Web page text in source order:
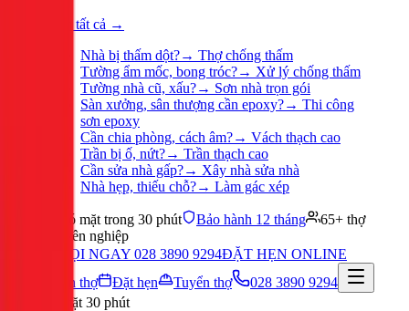
Xem tất cả →
Nhà bị thấm dột?→ Thợ chống thấm
Tường ẩm mốc, bong tróc?→ Xử lý chống thấm
Tường nhà cũ, xấu?→ Sơn nhà trọn gói
Sàn xưởng, sân thượng cần epoxy?→ Thi công
sơn epoxy
Cần chia phòng, cách âm?→ Vách thạch cao
Trần bị ố, nứt?→ Trần thạch cao
Cần sửa nhà gấp?→ Xây nhà sửa nhà
Nhà hẹp, thiếu chỗ?→ Làm gác xép
Có mặt trong 30 phút Bảo hành 12 tháng
65+ thợ
chuyên nghiệp
GỌI NGAY 028 3890 9294ĐẶT HẸN ONLINE
Tuyển thợ
Đặt hẹn Tuyển thợ
028 3890 9294
Có mặt 30 phút